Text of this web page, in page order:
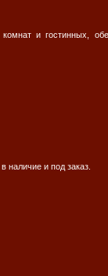
и гостинных,
и под заказ.